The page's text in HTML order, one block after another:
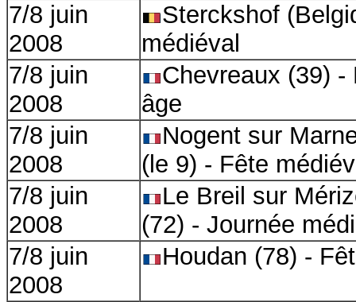
7/8 juin
2008
Sterckshof
médiéval
7/8 juin
2008
Chevreaux (39)
âge
7/8 juin
2008
Nogent sur
(le 9) - Fête
7/8 juin
2008
Le Breil sur
(72) - Journée
7/8 juin
2008
Houdan (78) -